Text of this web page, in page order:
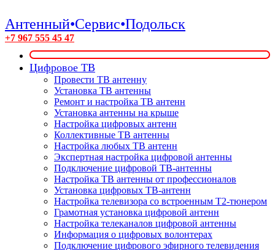
Антенный•Сервис•Подольск
+7 967 555 45 47
Цифровое ТВ
Провести ТВ антенну
Установка ТВ антенны
Ремонт и настройка ТВ антенн
Установка антенны на крыше
Настройка цифровых антенн
Коллективные ТВ антенны
Настройка любых ТВ антенн
Экспертная настройка цифровой антенны
Подключение цифровой ТВ-антенны
Настройка ТВ антенны от профессионалов
Установка цифровых ТВ-антенн
Настройка телевизора со встроенным T2-тюнером
Грамотная установка цифровой антенн
Настройка телеканалов цифровой антенны
Информация о цифровых волонтерах
Подключение цифрового эфирного телевидения